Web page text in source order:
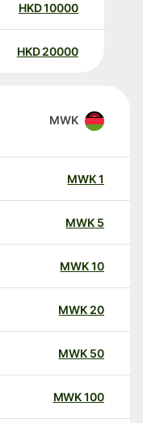
10000
HKD
20000
HKD
MWK
MWK
MWK
MWK
20
MWK
50
MWK
100
MWK